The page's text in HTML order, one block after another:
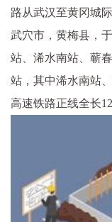
路从武汉至黄冈城
武穴市，黄梅县，
站、浠水南站、蕲
站，其中浠水南站
高速铁路正线全长